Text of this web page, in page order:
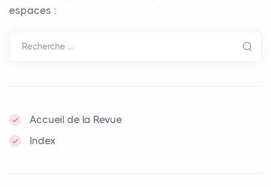
espaces :
Recherche …
Accueil de la Revue
Index